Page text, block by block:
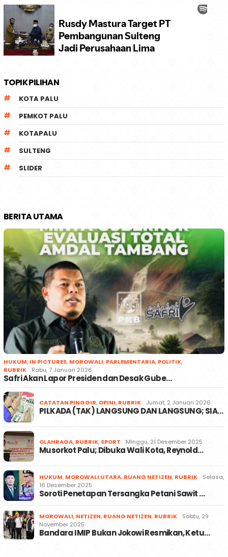
TOPIK PILIHAN
KOTA PALU
PEMKOT PALU
KOTAPALU
SULTENG
SLIDER
BERITA UTAMA
HUKUM, IN PICTURES, MOROWALI, PARLEMENTARIA, POLITIK,
RUBRIK
Rabu, 7 Januari 2026
Safri Akan Lapor Presiden dan Desak Gube…
CATATAN PINGGIR, OPINI, RUBRIK Jumat, 2 Januari 2026
PILKADA (TAK) LANGSUNG DAN LANGSUNG; SIA…
OLAHRAGA, RUBRIK, SPORT Minggu, 21 Desember 2025
Musorkot Palu; Dibuka Wali Kota, Reynold…
HUKUM, MOROWALI UTARA, RUANG NETIZEN, RUBRIK
Selasa,
16 Desember 2025
Soroti Penetapan Tersangka Petani Sawit …
MOROWALI, NETIZEN, RUANG NETIZEN, RUBRIK
Sabtu, 29
November 2025
Bandara IMIP Bukan Jokowi Resmikan, Ketu…